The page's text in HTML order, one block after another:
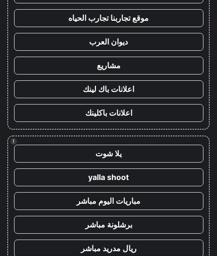
موقع تجاربنا تجارب الحياه
ديوان العرب
مشاريع
اعلانات باك لينك
اعلانات باكلينك
!
يلا شوت
yalla shoot
مباريات اليوم مباشر
برشلونة مباشر
ريال مدريد مباشر